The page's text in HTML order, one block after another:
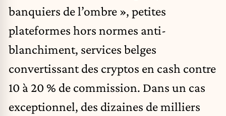
banquiers de l’ombre », petites
plateformes hors normes anti-
blanchiment, services belges
convertissant des cryptos en cash contre
10 à 20 % de commission. Dans un cas
exceptionnel, des dizaines de milliers